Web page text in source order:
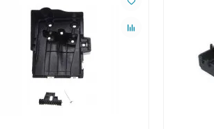
автомобіля: